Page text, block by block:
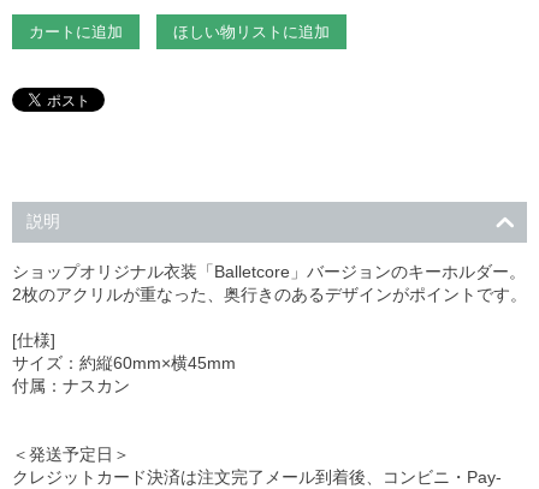
カートに追加 ほしい物リストに追加
説明
ショップオリジナル衣装「Balletcore」バージョンのキーホルダー。
2枚のアクリルが重なった、奥行きのあるデザインがポイントです。
[仕様]
サイズ：約縦60mm×横45mm
付属：ナスカン
＜発送予定日＞
クレジットカード決済は注文完了メール到着後、コンビニ・Pay-